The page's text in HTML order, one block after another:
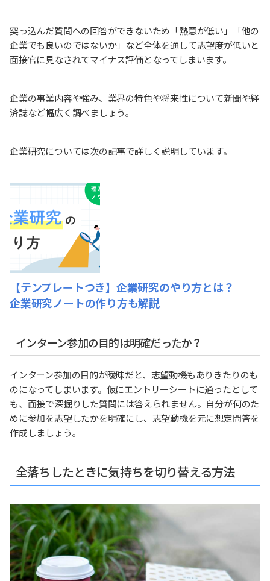
突っ込んだ質問への回答ができないため「熱意が低い」「他の
企業でも良いのではないか」など全体を通して志望度が低いと
面接官に見なされてマイナス評価となってしまいます。
企業の事業内容や強み、業界の特色や将来性について新聞や経
済誌など幅広く調べましょう。
企業研究については次の記事で詳しく説明しています。
【テンプレートつき】企業研究のやり方とは？
企業研究ノートの作り方も解説
インターン参加の目的は明確だったか？
インターン参加の目的が曖昧だと、志望動機もありきたりのも
のになってしまいます。仮にエントリーシートに通ったとして
も、面接で深掘りした質問には答えられません。自分が何のた
めに参加を志望したかを明確にし、志望動機を元に想定問答を
作成しましょう。
全落ちしたときに気持ちを切り替える方法